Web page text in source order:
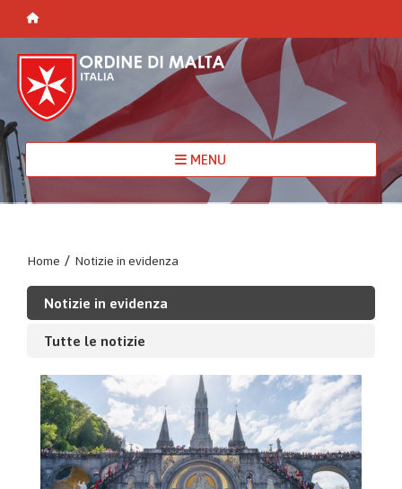
MENU
Home / Notizie in evidenza
Notizie in evidenza
Tutte le notizie